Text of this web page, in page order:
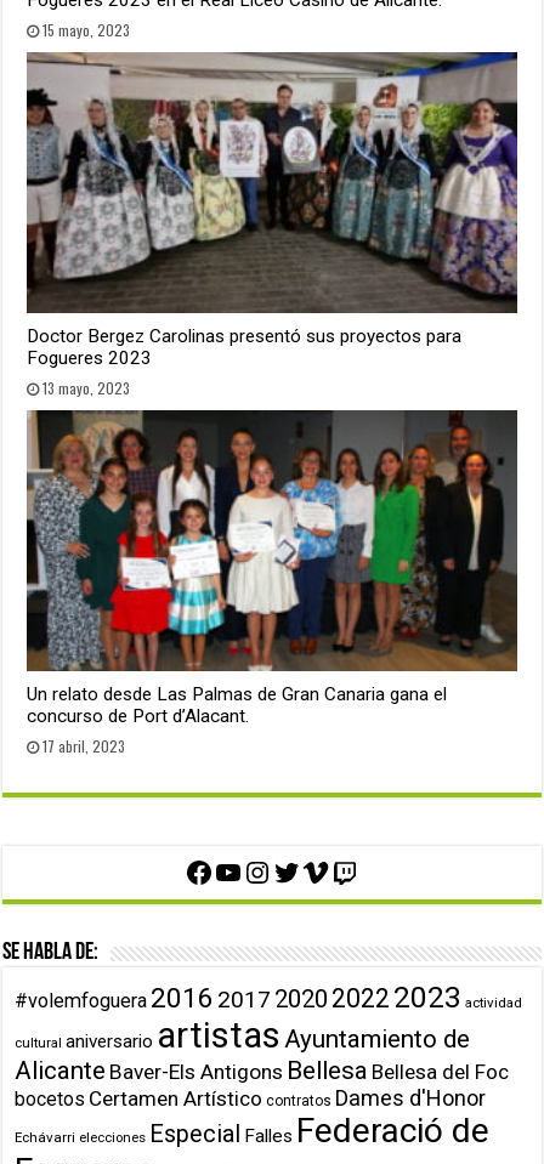
15 mayo, 2023
Doctor Bergez Carolinas presentó sus proyectos para
Fogueres 2023
13 mayo, 2023
Un relato desde Las Palmas de Gran Canaria gana el
concurso de Port d’Alacant.
17 abril, 2023
Facebook
YouTube
Instagram
Twitter
Vimeo
Twitch
Se habla de:
#volemfoguera 2016 2017 2020 2022 2023 actividad
cultural aniversario artistas Ayuntamiento de
Alicante Baver-Els Antigons Bellesa Bellesa del Foc
bocetos Certamen Artístico contratos Dames d'Honor
Echávarri elecciones Especial Falles Federació de